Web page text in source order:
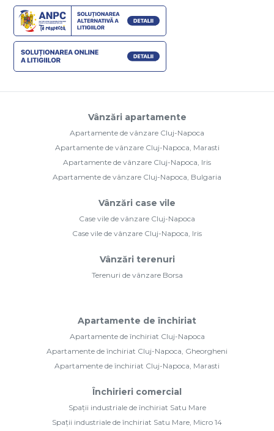
Vânzări apartamente
Apartamente de vânzare Cluj-Napoca
Apartamente de vânzare Cluj-Napoca, Marasti
Apartamente de vânzare Cluj-Napoca, Iris
Apartamente de vânzare Cluj-Napoca, Bulgaria
Vânzări case vile
Case vile de vânzare Cluj-Napoca
Case vile de vânzare Cluj-Napoca, Iris
Vânzări terenuri
Terenuri de vânzare Borsa
Apartamente de închiriat
Apartamente de închiriat Cluj-Napoca
Apartamente de închiriat Cluj-Napoca, Gheorgheni
Apartamente de închiriat Cluj-Napoca, Marasti
Închirieri comercial
Spații industriale de închiriat Satu Mare
Spații industriale de închiriat Satu Mare, Micro 14